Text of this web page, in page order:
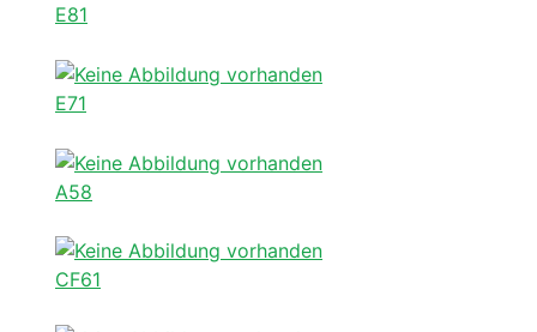
E81
E71
A58
CF61